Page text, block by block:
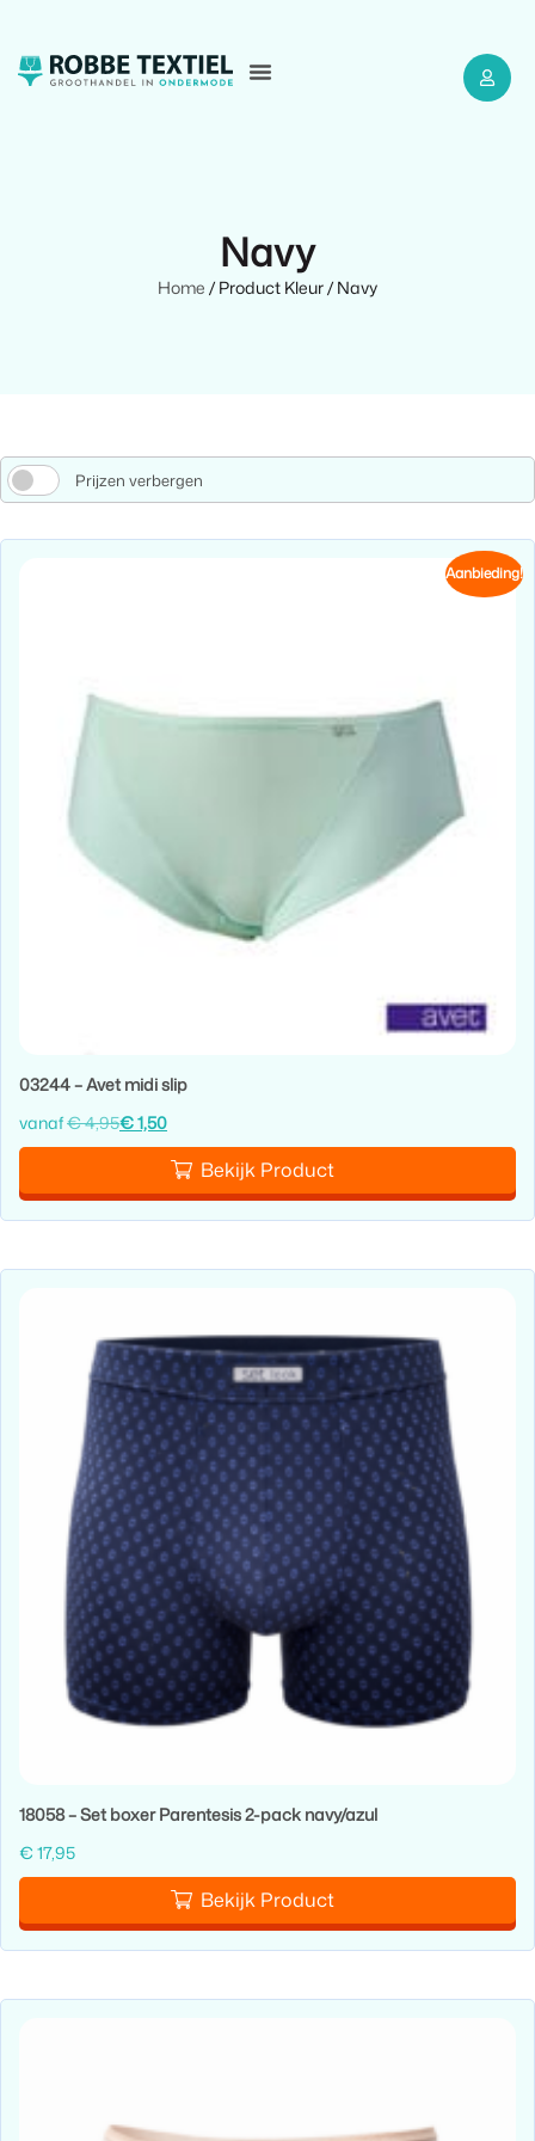
Navy
Home / Product Kleur / Navy
Prijzen verbergen
Aanbieding!
03244 – Avet midi slip
vanaf€4,95€1,50
Bekijk Product
18058 – Set boxer Parentesis 2-pack navy/azul
€ 17,95
Bekijk Product